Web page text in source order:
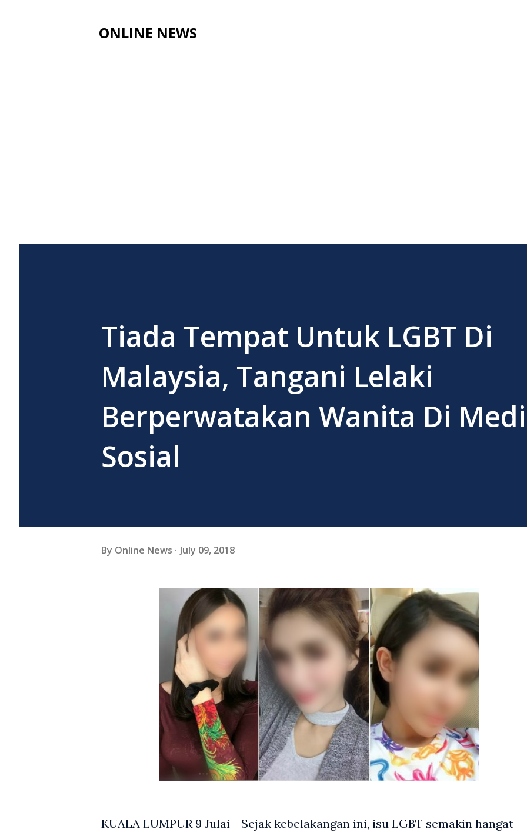
ONLINE NEWS
Tiada Tempat Untuk LGBT Di
Malaysia, Tangani Lelaki
Berperwatakan Wanita Di
Sosial
By Online News July 09, 2018
KUALA LUMPUR 9 Julai - Sejak kebelakangan ini, isu LGBT semakin hangat